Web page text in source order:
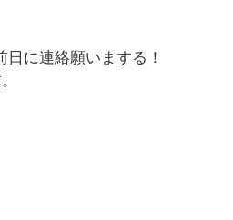
に連絡願いまする！